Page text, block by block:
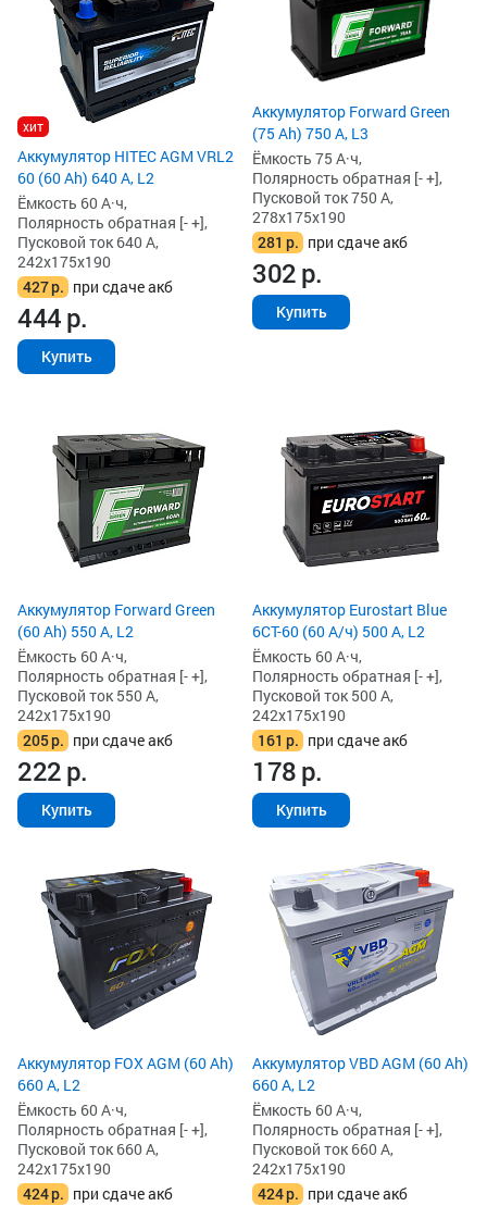
хит
Аккумулятор HITEC AGM VRL2
60 (60 Ah) 640 А, L2
Ёмкость 60 А·ч,
Полярность обратная [- +],
Пусковой ток 640 А,
242x175x190
427р. при сдаче акб
444р.
Купить
Аккумулятор Forward Green
(75 Ah) 750 А, L3
Ёмкость 75 А·ч,
Полярность обратная [- +],
Пусковой ток 750 А,
278x175x190
281 р. при сдаче акб
302р.
Купить
Аккумулятор Forward Green
(60 Ah) 550 А, L2
Ёмкость 60 А·ч,
Полярность обратная [- +],
Пусковой ток 550 А,
242x175x190
205р. при сдаче акб
222р.
Купить
Аккумулятор Eurostart Blue
6CT-60 (60 А/ч) 500 А, L2
Ёмкость 60 А·ч,
Полярность обратная [- +],
Пусковой ток 500 А,
242x175x190
161 р. при сдаче акб
178р.
Купить
Аккумулятор FOX AGM (60 Ah)
660 А, L2
Ёмкость 60 А·ч,
Полярность обратная [- +],
Пусковой ток 660 А,
242x175x190
424р. при сдаче акб
Аккумулятор VBD AGM (60 Ah)
660 А, L2
Ёмкость 60 А·ч,
Полярность обратная [- +],
Пусковой ток 660 А,
242x175x190
424р. при сдаче акб